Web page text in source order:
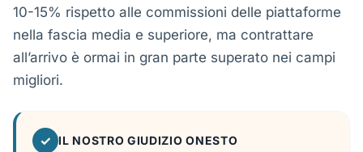
10-15% rispetto alle commissioni delle piattaforme
nella fascia media e superiore, ma contrattare
all’arrivo è ormai in gran parte superato nei campi
migliori.
✓ IL NOSTRO GIUDIZIO ONESTO